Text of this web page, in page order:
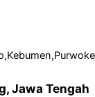
Jawa Tengah